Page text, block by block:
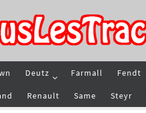
Deutz Farmall Fendt
Renault Same Steyr